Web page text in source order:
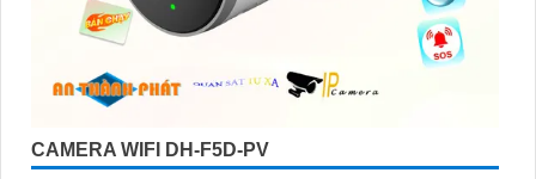
CAMERA WIFI DH-F5D-PV